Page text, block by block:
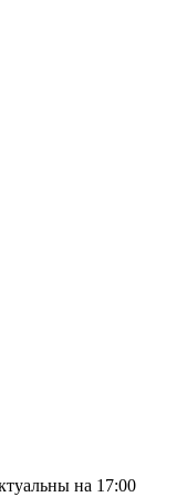
на 17:00